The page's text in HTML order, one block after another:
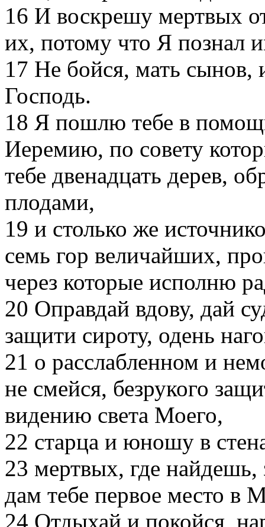
16 И воскрешу мертвых
их, потому что Я познал
17 Не бойся, мать сынов,
Господь.
18 Я пошлю тебе в
Иеремию, по совету
тебе двенадцать дерев,
плодами,
19 и столько же
семь гор величайших,
через которые исполню
20 Оправдай вдову, дай
защити сироту, одень
21 о расслабленном и
не смейся, безрукого
видению света Моего,
22 старца и юношу в
23 мертвых, где найдешь,
дам тебе первое место в
24 Отдыхай и покойся,